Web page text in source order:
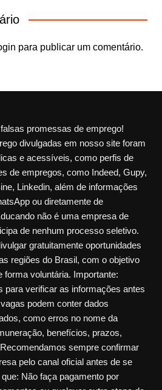
para publicar um comentário.
promessas de emprego!
divulgadas em nosso site foram
e acessíveis, como perfis de
de empregos, como Indeed, Gupy,
Linkedin, além de informações
ou diretamente de
não é uma empresa de
de nenhum processo seletivo.
gratuitamente oportunidades
regiões do Brasil, com o objetivo
forma voluntária. Importante:
para verificar as informações antes
podem conter dados
como erros no nome da
benefícios, prazos,
sempre confirmar
pelo canal oficial antes de se
Não faça pagamento por